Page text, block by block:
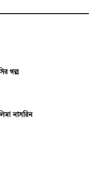
গল্প
নাসরিন